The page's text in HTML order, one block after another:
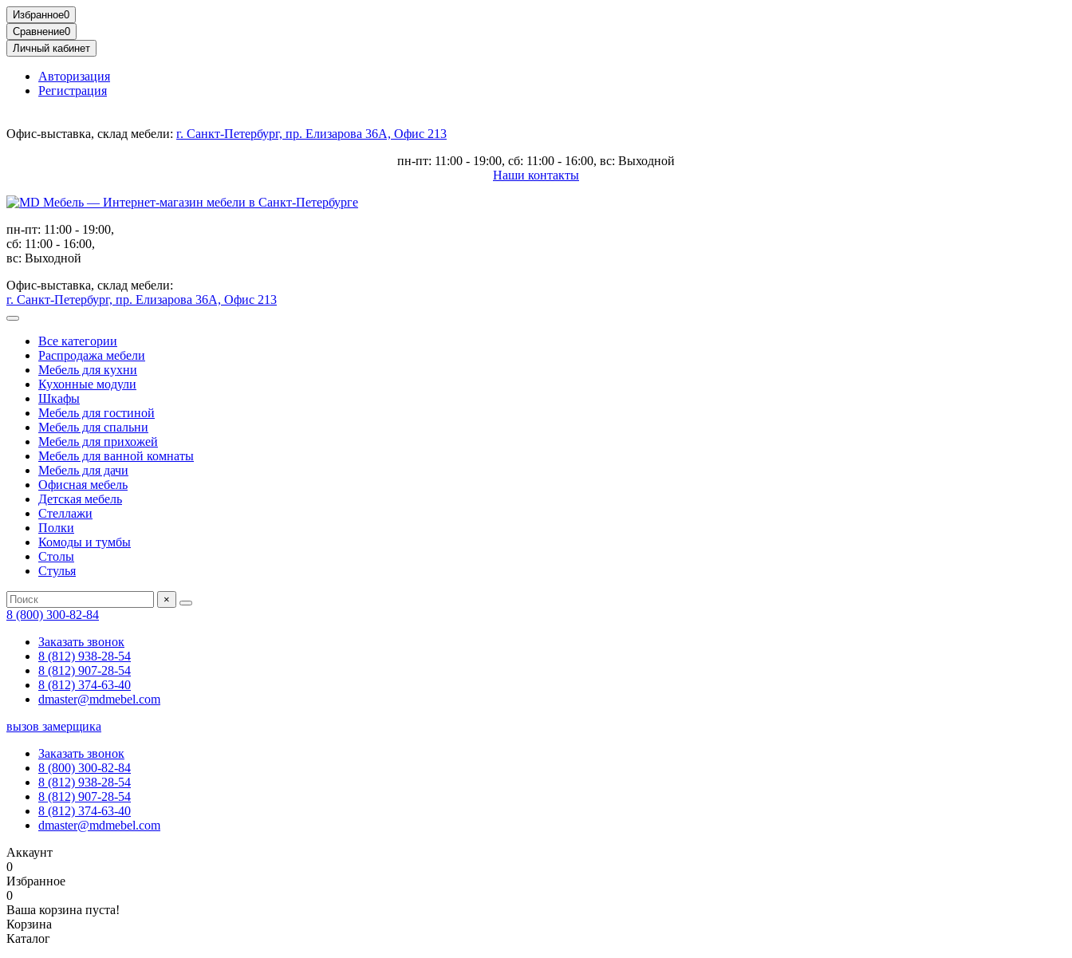
Избранное0
Сравнение0
Личный кабинет
Авторизация
Регистрация
Офис-выставка, склад мебели: г. Санкт-Петербург, пр. Елизарова 36А, Офис 213
пн-пт: 11:00 - 19:00, сб: 11:00 - 16:00, вс: Выходной
Наши контакты
пн-пт: 11:00 - 19:00,
сб: 11:00 - 16:00,
вс: Выходной
Офис-выставка, склад мебели:
г. Санкт-Петербург, пр. Елизарова 36А, Офис 213
Все категории
Распродажа мебели
Мебель для кухни
Кухонные модули
Шкафы
Мебель для гостиной
Мебель для спальни
Мебель для прихожей
Мебель для ванной комнаты
Мебель для дачи
Офисная мебель
Детская мебель
Стеллажи
Полки
Комоды и тумбы
Столы
Стулья
×
8 (800) 300-82-84
Заказать звонок
8 (812) 938-28-54
8 (812) 907-28-54
8 (812) 374-63-40
dmaster@mdmebel.com
вызов замерщика
Заказать звонок
8 (800) 300-82-84
8 (812) 938-28-54
8 (812) 907-28-54
8 (812) 374-63-40
dmaster@mdmebel.com
Аккаунт
0
Избранное
0
Ваша корзина пуста!
Корзина
Каталог